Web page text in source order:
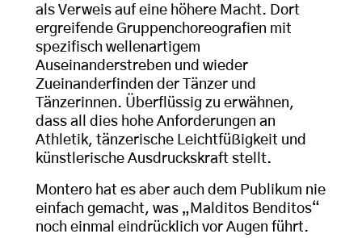
als Verweis auf eine höhere Macht. Dort
ergreifende Gruppenchoreografien mit
spezifisch wellenartigem
Auseinanderstreben und wieder
Zueinanderfinden der Tänzer und
Tänzerinnen. Überflüssig zu erwähnen,
dass all dies hohe Anforderungen an
Athletik, tänzerische Leichtfüßigkeit und
künstlerische Ausdruckskraft stellt.
Montero hat es aber auch dem Publikum nie
einfach gemacht, was „Malditos Benditos“
noch einmal eindrücklich vor Augen führt.